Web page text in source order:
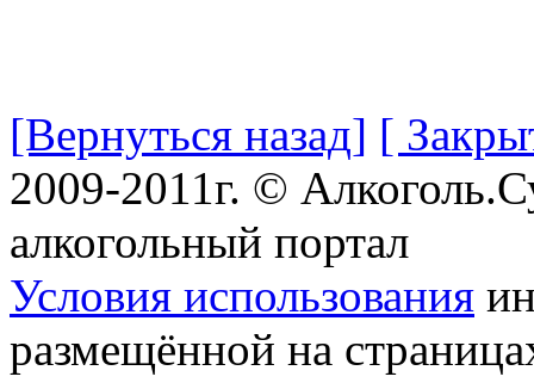
[Вернуться назад] [
2009-2011г. ©
алкогольный портал
Условия использования
размещённой на